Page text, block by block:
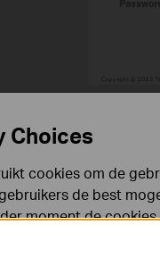
on the top menu and
below.
Choices
cookies om de
de best
moment de